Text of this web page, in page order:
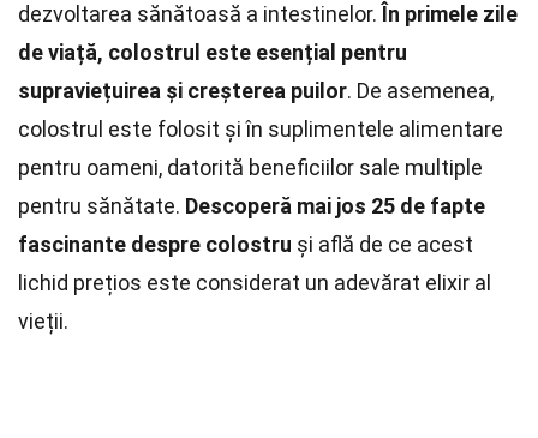
dezvoltarea sănătoasă a intestinelor. În primele zile
de viață, colostrul este esențial pentru
supraviețuirea și creșterea puilor. De asemenea,
colostrul este folosit și în suplimentele alimentare
pentru oameni, datorită beneficiilor sale multiple
pentru sănătate. Descoperă mai jos 25 de fapte
fascinante despre colostru și află de ce acest
lichid prețios este considerat un adevărat elixir al
vieții.